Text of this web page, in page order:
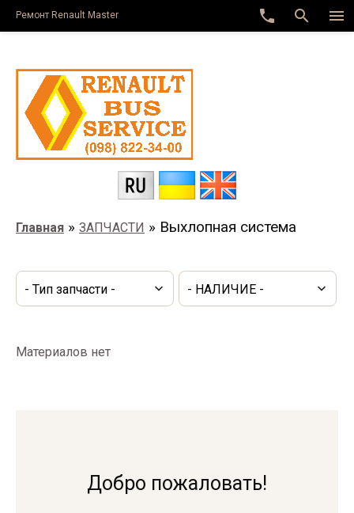
class="main-page category"> menu
search
phone
Ремонт Renault Master
Главная » ЗАПЧАСТИ » Выхлопная система
Материалов нет
Добро пожаловать!